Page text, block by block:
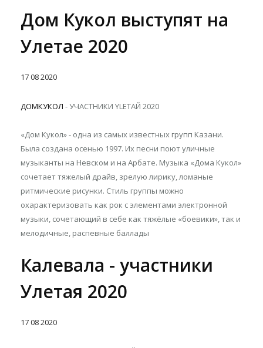
Дом Кукол выступят на
Улетае 2020
17082020
ДОМКУКОЛ - УЧАСТНИКИ YLETAЙ 2020
«Дом Кукол» - одна из самых известных групп Казани.
Была создана осенью 1997. Их песни поют уличные
музыканты на Невском и на Арбате. Музыка «Дома Кукол»
сочетает тяжелый драйв, зрелую лирику, ломаные
ритмические рисунки. Стиль группы можно
охарактеризовать как рок с элементами электронной
музыки, сочетающий в себе как тяжёлые «боевики», так и
мелодичные, распевные баллады
Калевала - участники
Улетая 2020
17082020